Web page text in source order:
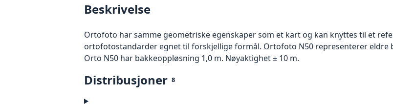
Beskrivelse
Ortofoto har samme geometriske egenskaper som et kart og kan knyttes til et
ortofotostandarder egnet til forskjellige formål. Ortofoto N50 representerer eldre
Orto N50 har bakkeoppløsning 1,0 m. Nøyaktighet ± 10 m.
Distribusjoner 8